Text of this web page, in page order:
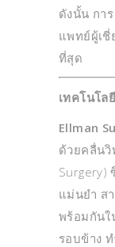
ดังนั้น การ
แพทย์ผู้เชี่
ที่สุด
เทคโนโล
Ellman
ด้วยคลื่นวิ
Surgery)
แม่นยำ ส
พร้อมกันใ
รอบข้าง